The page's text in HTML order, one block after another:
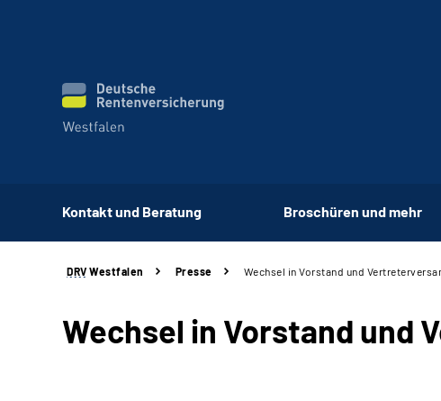
Kontakt und Beratung Broschüren und mehr
DRV Westfalen Presse Wechsel in Vorstand und
Wechsel in Vorstand und